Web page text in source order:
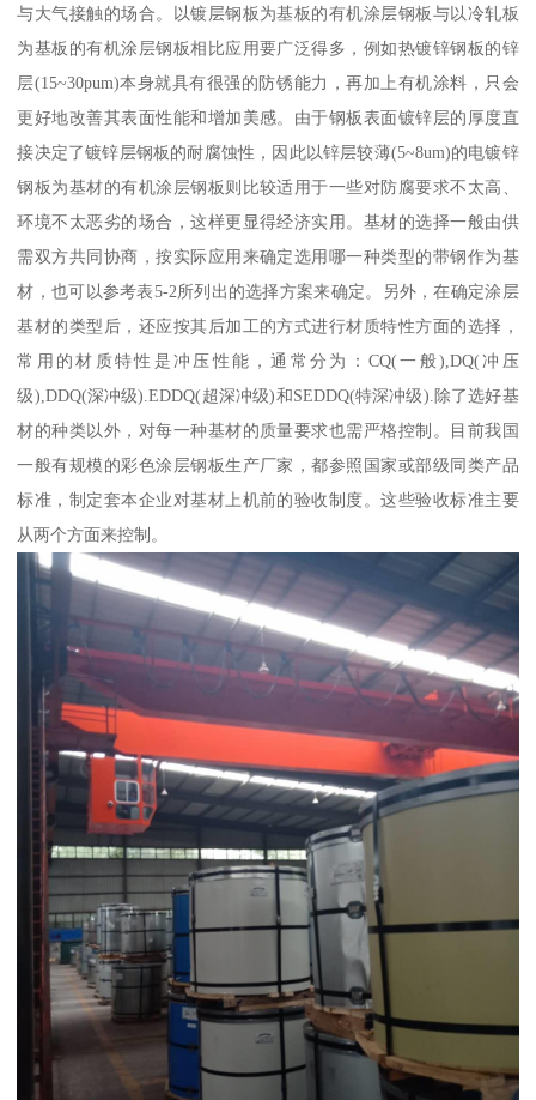
与大气接触的场合。以镀层钢板为基板的有机涂层钢板与以冷轧板
为基板的有机涂层钢板相比应用要广泛得多，例如热镀锌钢板的锌
层(15~30pum)本身就具有很强的防锈能力，再加上有机涂料，只会
更好地改善其表面性能和增加美感。由于钢板表面镀锌层的厚度直
接决定了镀锌层钢板的耐腐蚀性，因此以锌层较薄(5~8um)的电镀锌
钢板为基材的有机涂层钢板则比较适用于一些对防腐要求不太高、
环境不太恶劣的场合，这样更显得经济实用。基材的选择一般由供
需双方共同协商，按实际应用来确定选用哪一种类型的带钢作为基
材，也可以参考表5-2所列出的选择方案来确定。另外，在确定涂层
基材的类型后，还应按其后加工的方式进行材质特性方面的选择，
常用的材质特性是冲压性能，通常分为：CQ(一般),DQ(冲压
级),DDQ(深冲级).EDDQ(超深冲级)和SEDDQ(特深冲级).除了选好基
材的种类以外，对每一种基材的质量要求也需严格控制。目前我国
一般有规模的彩色涂层钢板生产厂家，都参照国家或部级同类产品
标准，制定套本企业对基材上机前的验收制度。这些验收标准主要
从两个方面来控制。